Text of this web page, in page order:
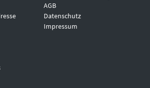
AGB
Datenschutz
Impressum